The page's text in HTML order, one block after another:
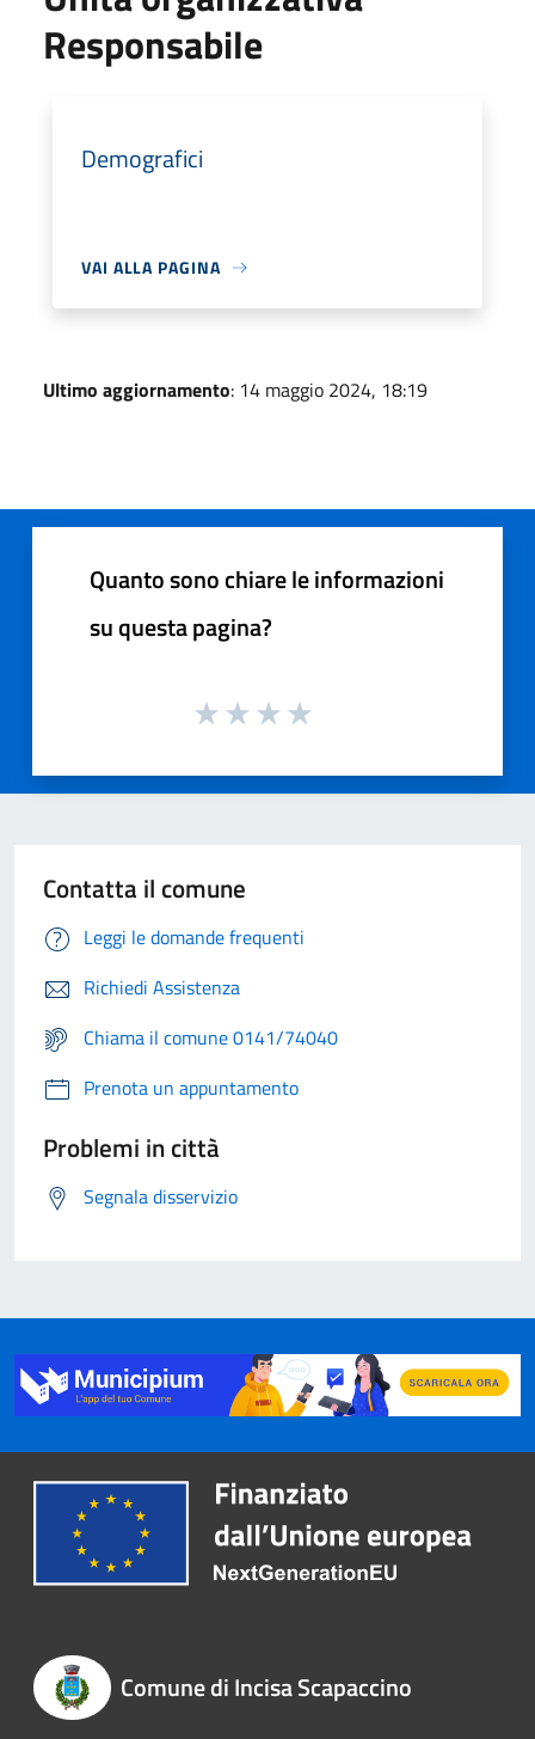
Responsabile
Demografici
VAI ALLA PAGINA
Ultimo aggiornamento: 14 maggio 2024, 18:19
Quanto sono chiare le informazioni
su questa pagina?
Contatta il comune
Leggi le domande frequenti
Richiedi Assistenza
Chiama il comune 0141/74040
Prenota un appuntamento
Problemi in città
Segnala disservizio
Comune di Incisa Scapaccino